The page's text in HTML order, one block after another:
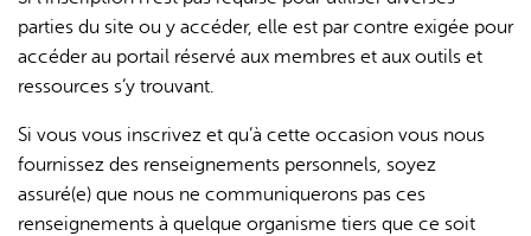
parties du site ou y accéder, elle est par contre exigée pour
accéder au portail réservé aux membres et aux outils et
ressources s’y trouvant.
Si vous vous inscrivez et qu’à cette occasion vous nous
fournissez des renseignements personnels, soyez
assuré(e) que nous ne communiquerons pas ces
renseignements à quelque organisme tiers que ce soit